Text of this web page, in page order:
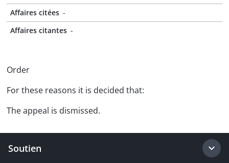
Affaires citées -
Affaires citantes -
Order
For these reasons it is decided that:
The appeal is dismissed.
Soutien